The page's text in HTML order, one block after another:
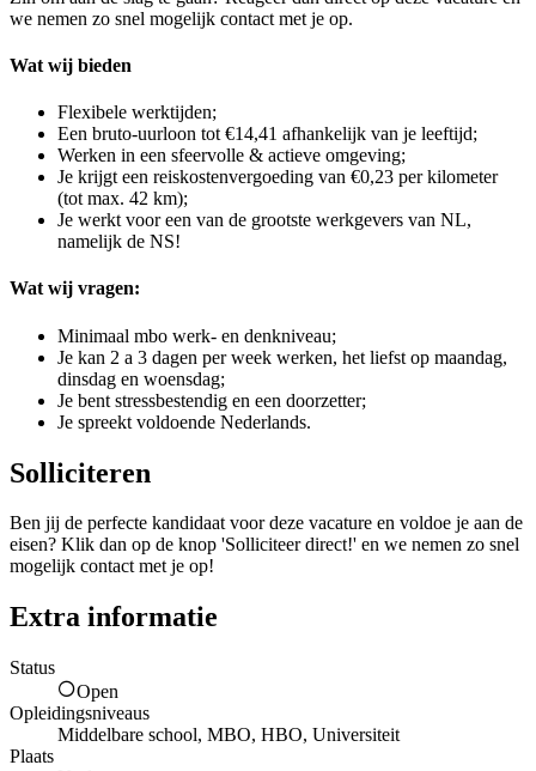
we nemen zo snel mogelijk contact met je op.
Wat wij bieden
Flexibele werktijden;
Een bruto-uurloon tot €14,41 afhankelijk van je leeftijd;
Werken in een sfeervolle & actieve omgeving;
Je krijgt een reiskostenvergoeding van €0,23 per kilometer
(tot max. 42 km);
Je werkt voor een van de grootste werkgevers van NL,
namelijk de NS!
Wat wij vragen:
Minimaal mbo werk- en denkniveau;
Je kan 2 a 3 dagen per week werken, het liefst op maandag,
dinsdag en woensdag;
Je bent stressbestendig en een doorzetter;
Je spreekt voldoende Nederlands.
Solliciteren
Ben jij de perfecte kandidaat voor deze vacature en voldoe je aan de
eisen? Klik dan op de knop 'Solliciteer direct!' en we nemen zo snel
mogelijk contact met je op!
Extra informatie
Status
Open
Opleidingsniveaus
Middelbare school, MBO, HBO, Universiteit
Plaats